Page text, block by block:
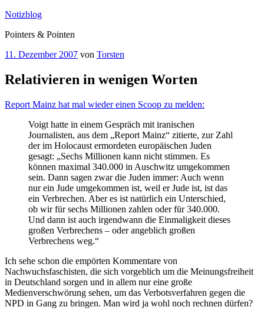
Zum
springen
Notizblog
Pointers & Pointen
Veröffentlicht
11. Dezember 2007 von Torsten
Relativieren in wenigen Worten
Report Mainz hat mal wieder einen Scoop zu melden:
Voigt hatte in einem Gespräch mit iranischen
Journalisten, aus dem „Report Mainz“ zitierte, zur Zahl
der im Holocaust ermordeten europäischen Juden
gesagt: „Sechs Millionen kann nicht stimmen. Es
können maximal 340.000 in Auschwitz umgekommen
sein. Dann sagen zwar die Juden immer: Auch wenn
nur ein Jude umgekommen ist, weil er Jude ist, ist das
ein Verbrechen. Aber es ist natürlich ein Unterschied,
ob wir für sechs Millionen zahlen oder für 340.000.
Und dann ist auch irgendwann die Einmaligkeit dieses
großen Verbrechens – oder angeblich großen
Verbrechens weg.“
Ich sehe schon die empörten Kommentare von
Nachwuchsfaschisten, die sich vorgeblich um die Meinungsfreiheit
in Deutschland sorgen und in allem nur eine große
Medienverschwörung sehen, um das Verbotsverfahren gegen die
NPD in Gang zu bringen. Man wird ja wohl noch rechnen dürfen?